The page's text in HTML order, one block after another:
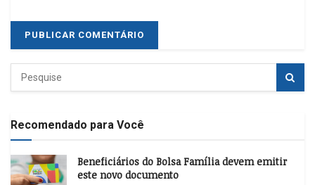
Recomendado para Você
Beneficiários do Bolsa Família devem emitir
este novo documento